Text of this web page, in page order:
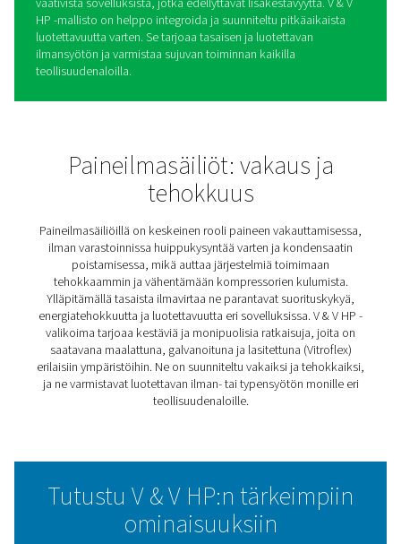
V & V HP Paineilma- ja
typpisäiliöt
V- ja V HP -paineilmasäiliöt pitävät paineilma- ja
toiminnassa tasapainottamalla painetta, varastoimalla
ylimääräistä ilmaa tai kaasua huippukysyntää varten ja
hallitsemalla kosteutta. Tämä auttaa parantamaan
tehokkuutta ja vähentämään kompressorien
vaativista sovelluksista, jotka edellyttävät
HP -mallisto on helppo integroida ja suunniteltu